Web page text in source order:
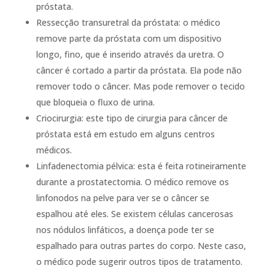
próstata.
Ressecção transuretral da próstata: o médico
remove parte da próstata com um dispositivo
longo, fino, que é inserido através da uretra. O
câncer é cortado a partir da próstata. Ela pode não
remover todo o câncer. Mas pode remover o tecido
que bloqueia o fluxo de urina.
Criocirurgia: este tipo de cirurgia para câncer de
próstata está em estudo em alguns centros
médicos.
Linfadenectomia pélvica: esta é feita rotineiramente
durante a prostatectomia. O médico remove os
linfonodos na pelve para ver se o câncer se
espalhou até eles. Se existem células cancerosas
nos nódulos linfáticos, a doença pode ter se
espalhado para outras partes do corpo. Neste caso,
o médico pode sugerir outros tipos de tratamento.